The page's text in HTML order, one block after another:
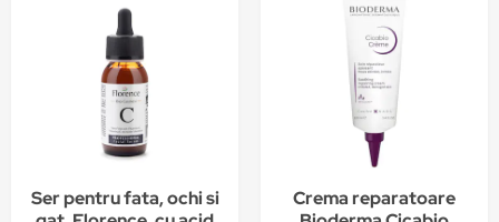
Ser pentru fata, ochi si
Crema reparatoare